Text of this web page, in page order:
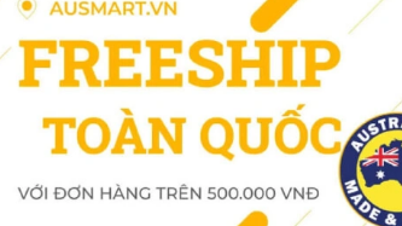
Thông tin Sản phẩm chi tiết bằng
Warehouse Australia)
Mua Lăn khử mùi cho nam Rexona
Black & White ở đâu?